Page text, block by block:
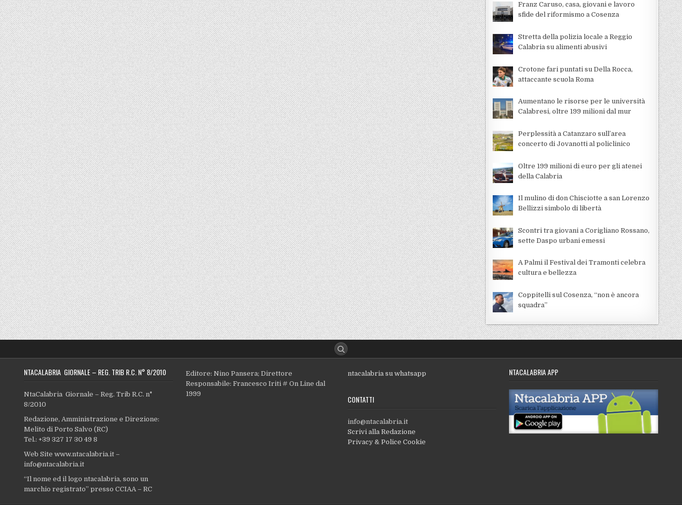
Franz Caruso, casa, giovani e lavoro
sfide del riformismo a Cosenza
Stretta della polizia locale a Reggio
Calabria su alimenti abusivi
Crotone fari puntati su Della Rocca,
attaccante scuola Roma
Aumentano le risorse per le università
Calabresi, oltre 199 milioni dal mur
Perplessità a Catanzaro sull’area
concerto di Jovanotti al policlinico
Oltre 199 milioni di euro per gli atenei
della Calabria
Il mulino di don Chisciotte a san Lorenzo
Bellizzi simbolo di libertà
Scontri tra giovani a Corigliano Rossano,
sette Daspo urbani emessi
A Palmi il Festival dei Tramonti celebra
cultura e bellezza
Coppitelli sul Cosenza, “non è ancora
squadra”
NTACALABRIA GIORNALE – REG. TRIB R.C. N° 8/2010
NtaCalabria Giornale – Reg. Trib R.C. n°
8/2010
Redazione, Amministrazione e Direzione:
Melito di Porto Salvo (RC)
Tel.: +39 327 17 30 49 8
Web Site www.ntacalabria.it –
info@ntacalabria.it
“Il nome ed il logo ntacalabria, sono un
marchio registrato” presso CCIAA – RC
Editore: Nino Pansera; Direttore
Responsabile: Francesco Iriti # On Line dal
1999
ntacalabria su whatsapp
CONTATTI
info@ntacalabria.it
Scrivi alla Redazione
Privacy & Police Cookie
NTACALABRIA APP